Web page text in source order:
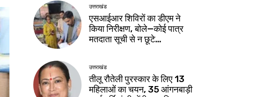
उत्तराखंड
एसआईआर शिविरों का डीएम ने
किया निरीक्षण, बोले—कोई पात्र
मतदाता सूची से न छूटे…
उत्तराखंड
तीलू रौतेली पुरस्कार के लिए 13
महिलाओं का चयन, 35 आंगनबाड़ी